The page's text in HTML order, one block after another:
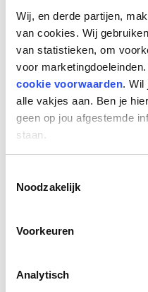
Wij, en derde partijen,
van cookies. Wij
van statistieken, om
voor
cookie voorwaarden. Wil
alle vakjes aan. Ben je
geen op jou afgestemde
staan.
Noodzakelijk
Voorkeuren
Analytisch
vorig jaar kunnen
In deze editie van de
een terugblik op de
en delen we onze
waaronder:
Uurtarieven van
naar verwachting
factoren, zoals het
Ook nemen